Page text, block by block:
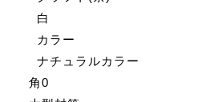
白
カラー
ナチュラルカラー
角0